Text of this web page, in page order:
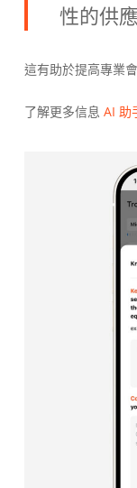
性的供
這有助於提高專業
了解更多信息 AI 助